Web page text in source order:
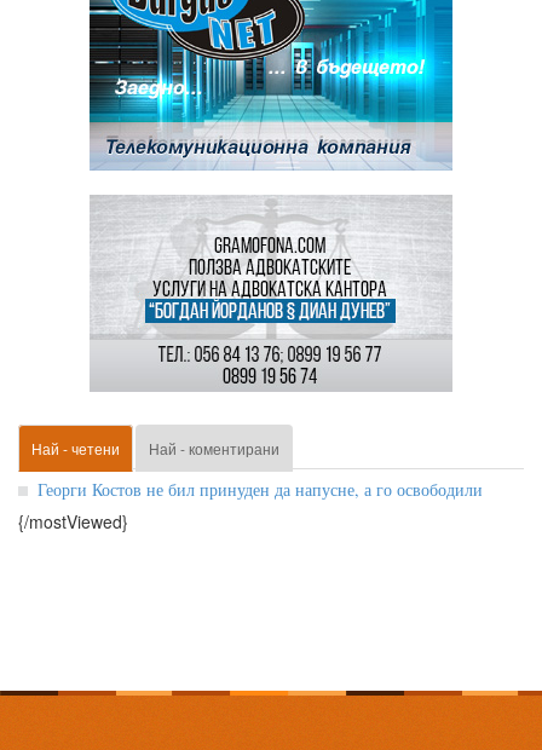
Най - четени Най - коментирани
Георги Костов не бил принуден да напусне, а го освободили
{/mostViewed}